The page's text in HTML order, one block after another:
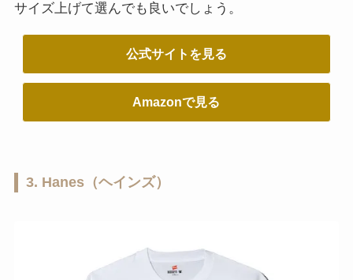
サイズ上げて選んでも良いでしょう。
公式サイトを見る
Amazonで見る
3. Hanes（ヘインズ）